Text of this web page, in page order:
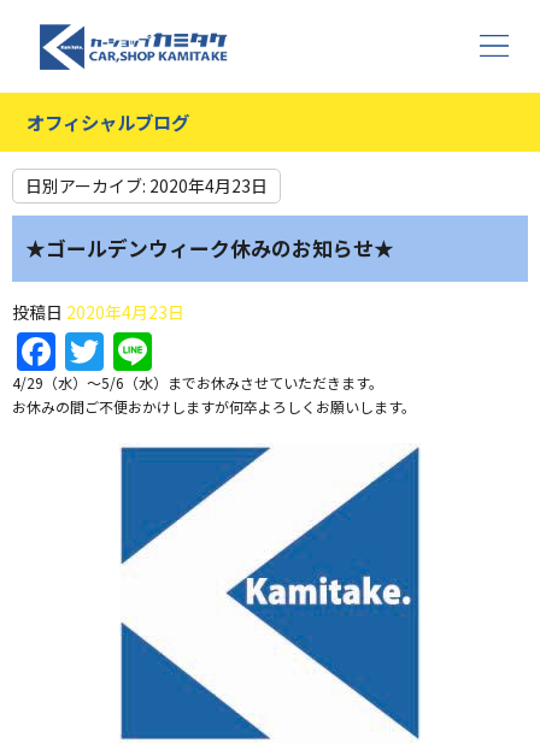
オフィシャルブログ
日別アーカイブ: 2020年4月23日
★ゴールデンウィーク休みのお知らせ★
投稿日 2020年4月23日
Facebook
Twitter
4/29（水）～5/6（水）までお休みさせていただきます。
お休みの間ご不便おかけしますが何卒よろしくお願いします。